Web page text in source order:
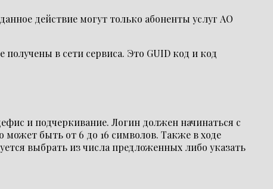
действие могут только абоненты услуг АО
в сети сервиса. Это GUID код и код
и подчеркивание. Логин должен начинаться с
быть от 6 до 16 символов. Также в ходе
выбрать из числа предложенных либо указать